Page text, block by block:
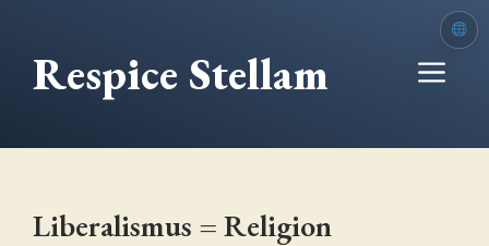
springenRespice Stellam
Liberalismus = Religion